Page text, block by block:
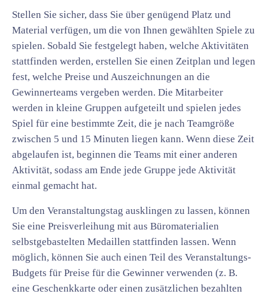
Stellen Sie sicher, dass Sie über genügend Platz und
Material verfügen, um die von Ihnen gewählten Spiele zu
spielen. Sobald Sie festgelegt haben, welche Aktivitäten
stattfinden werden, erstellen Sie einen Zeitplan und legen
fest, welche Preise und Auszeichnungen an die
Gewinnerteams vergeben werden. Die Mitarbeiter
werden in kleine Gruppen aufgeteilt und spielen jedes
Spiel für eine bestimmte Zeit, die je nach Teamgröße
zwischen 5 und 15 Minuten liegen kann. Wenn diese Zeit
abgelaufen ist, beginnen die Teams mit einer anderen
Aktivität, sodass am Ende jede Gruppe jede Aktivität
einmal gemacht hat.
Um den Veranstaltungstag ausklingen zu lassen, können
Sie eine Preisverleihung mit aus Büromaterialien
selbstgebastelten Medaillen stattfinden lassen. Wenn
möglich, können Sie auch einen Teil des Veranstaltungs-
Budgets für Preise für die Gewinner verwenden (z. B.
eine Geschenkkarte oder einen zusätzlichen bezahlten